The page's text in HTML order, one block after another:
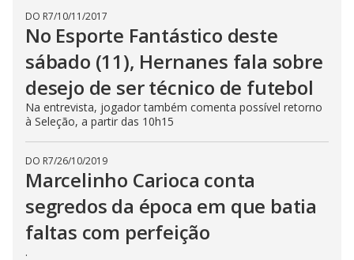
DO R7/10/11/2017
No Esporte Fantástico deste
sábado (11), Hernanes fala sobre
desejo de ser técnico de futebol
Na entrevista, jogador também comenta possível retorno
à Seleção, a partir das 10h15
DO R7/26/10/2019
Marcelinho Carioca conta
segredos da época em que batia
faltas com perfeição
.